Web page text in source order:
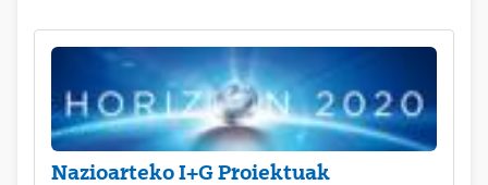
Nazioarteko I+G Proiektuak